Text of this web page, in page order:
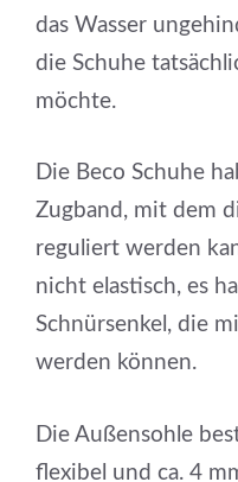
das Wasser
die Schuhe
möchte.
Die Beco Schuhe
Zugband, mit dem
reguliert werden
nicht elastisch, es
Schnürsenkel, die
werden können.
Die Außensohle
flexibel und ca. 4